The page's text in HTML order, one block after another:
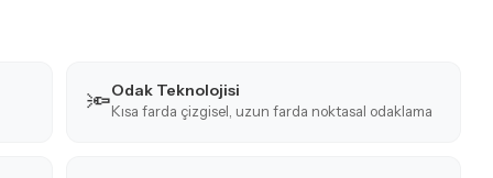
🔦Odak Teknolojisi
Kısa farda çizgisel, uzun farda noktasal odaklama